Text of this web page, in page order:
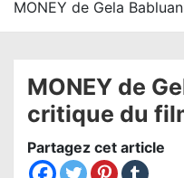
MONEY de Gela
MONEY de
critique du
Partagez cet article